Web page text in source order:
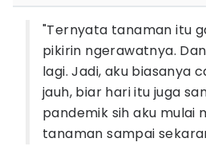
"Ternyata tanaman itu
pikirin ngerawatnya.
lagi. Jadi, aku biasanya
jauh, biar hari itu juga
pandemik sih aku mulai
tanaman sampai